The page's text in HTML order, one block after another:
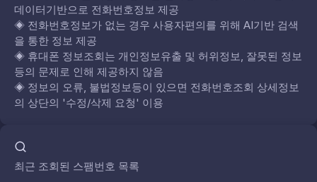
데이터기반으로 전화번호정보 제공
◈ 전화번호정보가 없는 경우 사용자편의를 위해 AI기반 검색
을 통한 정보 제공
◈ 휴대폰 정보조회는 개인정보유출 및 허위정보, 잘못된 정보
등의 문제로 인해 제공하지 않음
◈ 정보의 오류, 불법정보등이 있으면 전화번호조회 상세정보
의 상단의 '수정/삭제 요청' 이용
최근 조회된 스팸번호 목록